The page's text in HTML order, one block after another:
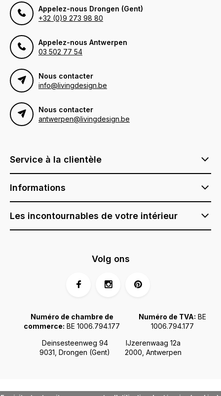
Appelez-nous Drongen (Gent)
+32 (0)9 273 98 80
Appelez-nous Antwerpen
03 502 77 54
Nous contacter
info@livingdesign.be
Nous contacter
antwerpen@livingdesign.be
Service à la clientèle
Informations
Les incontournables de votre intérieur
Deinsesteenweg 94
9031, Drongen (Gent)
IJzerenwaag 12a
2000, Antwerpen
Numéro de chambre de
commerce: BE 1006.794.177
Numéro de TVA: BE
1006.794.177
Volg ons